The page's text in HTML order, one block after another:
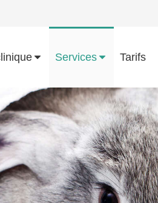
Services Tarifs